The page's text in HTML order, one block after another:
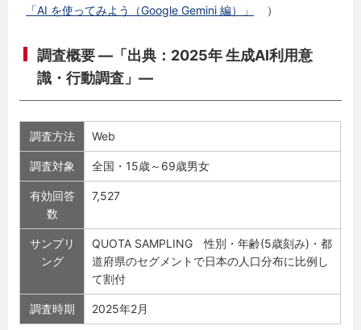
「AI を使ってみよう（Google Gemini 編）」
）
調査概要 ―「出典：2025年 生成AI利用意
識・行動調査」―
調査方法 Web
調査対象 全国・15歳～69歳男女
有効回答
数
7,527
サンプリ
ング
QUOTA SAMPLING 性別・年齢(5歳刻み)・都
道府県のセグメントで日本の人口分布に比例し
て割付
調査時期 2025年2月